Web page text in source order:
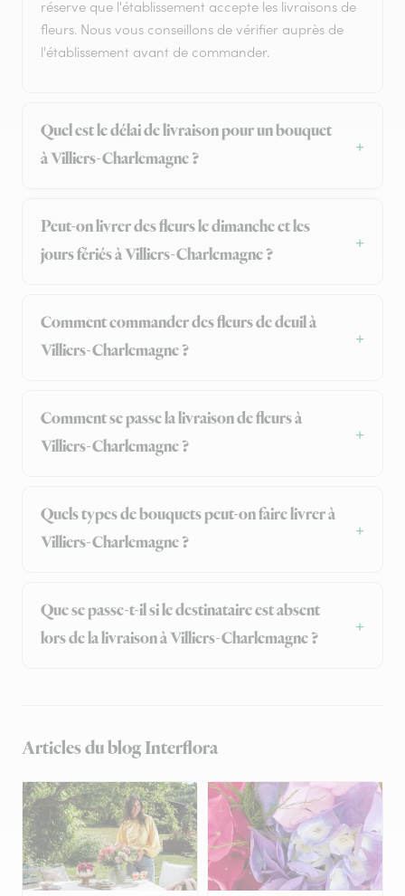
réserve que l'établissement accepte les livraisons de
fleurs. Nous vous conseillons de vérifier auprès de
l'établissement avant de commander.
Quel est le délai de livraison pour un bouquet
à Villiers-Charlemagne ?
Peut-on livrer des fleurs le dimanche et les
jours fériés à Villiers-Charlemagne ?
Comment commander des fleurs de deuil à
Villiers-Charlemagne ?
Comment se passe la livraison de fleurs à
Villiers-Charlemagne ?
Quels types de bouquets peut-on faire livrer à
Villiers-Charlemagne ?
Que se passe-t-il si le destinataire est absent
lors de la livraison à Villiers-Charlemagne ?
Articles du blog Interflora